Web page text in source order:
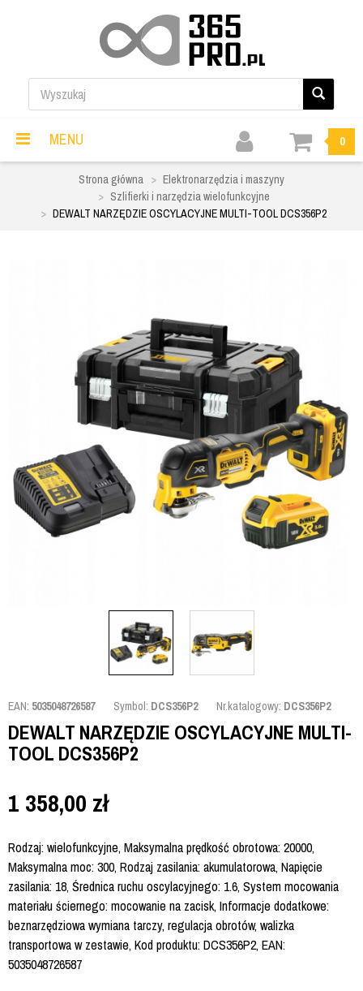
MENU 0
Strona główna
Elektronarzędzia i maszyny
Szlifierki i narzędzia wielofunkcyjne
DEWALT NARZĘDZIE OSCYLACYJNE MULTI-TOOL DCS356P2
EAN: 5035048726587 Symbol: DCS356P2 Nr.katalogowy: DCS356P2
DEWALT NARZĘDZIE OSCYLACYJNE MULTI-
TOOL DCS356P2
1 358,00 zł
Rodzaj: wielofunkcyjne, Maksymalna prędkość obrotowa: 20000,
Maksymalna moc: 300, Rodzaj zasilania: akumulatorowa, Napięcie
zasilania: 18, Średnica ruchu oscylacyjnego: 1.6, System mocowania
materiału ściernego: mocowanie na zacisk, Informacje dodatkowe:
beznarzędziowa wymiana tarczy, regulacja obrotów, walizka
transportowa w zestawie, Kod produktu: DCS356P2, EAN:
5035048726587